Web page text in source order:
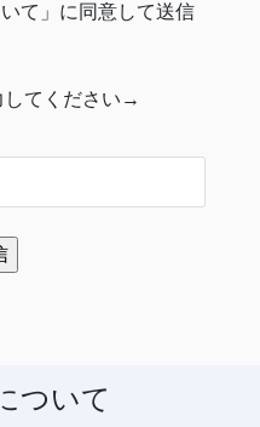
て」に同意して送信
してください→
ついて